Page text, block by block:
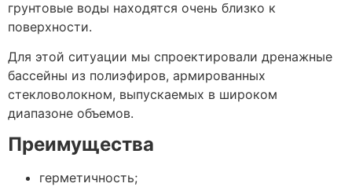
грунтовые воды находятся очень близко к
поверхности.
Для этой ситуации мы спроектировали дренажные
бассейны из полиэфиров, армированных
стекловолокном, выпускаемых в широком
диапазоне объемов.
Преимущества
герметичность;